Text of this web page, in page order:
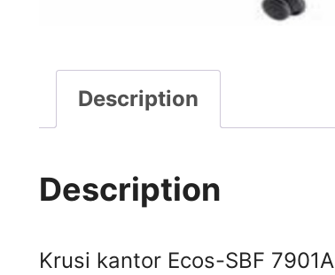
Description
Description
Krusi kantor Ecos-SBF 7901A